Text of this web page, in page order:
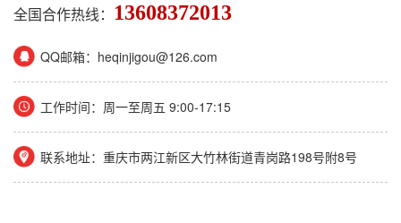
全国合作热线： 13608372013
QQ邮箱：heqinjigou@126.com
工作时间：周一至周五 9:00-17:15
联系地址：重庆市两江新区大竹林街道青岗路198号附8号